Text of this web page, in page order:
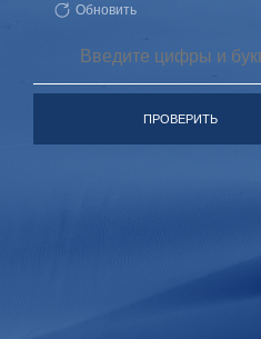
Обновить
ПРОВЕРИТЬ